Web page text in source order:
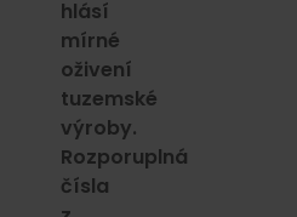
hlásí
mírné
oživení
tuzemské
výroby.
Rozporuplná
čísla